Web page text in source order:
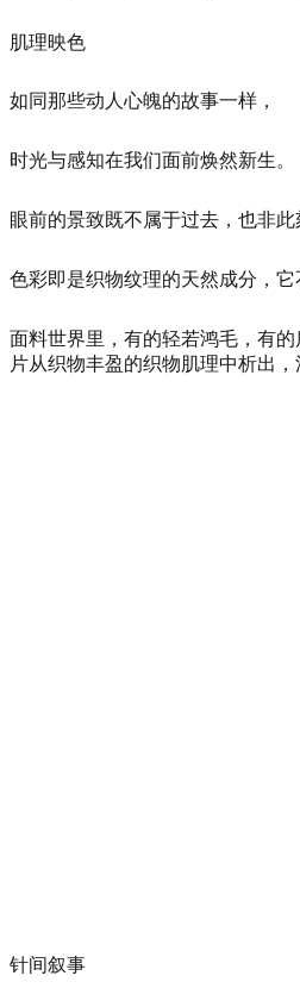
肌理映色
如同那些动人心魄的故事一样，
时光与感知在我们面前焕然新生。
眼前的景致既不属于过去，也非此
色彩即是织物纹理的天然成分，
面料世界里，有的轻若鸿毛，有
片从织物丰盈的织物肌理中析出，
针间叙事